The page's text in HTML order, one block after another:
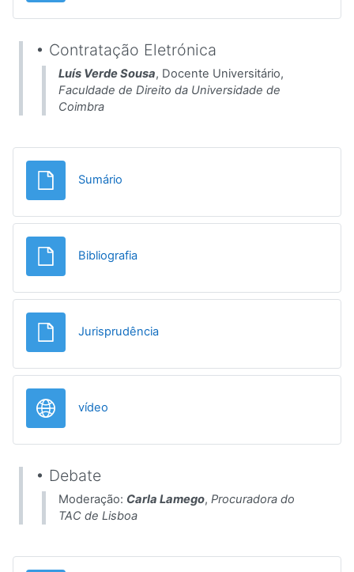
• Contratação Eletrónica
Luís Verde Sousa, Docente Universitário,
Faculdade de Direito da Universidade de
Coimbra
Sumário
BibliografiaFile
JurisprudênciaFile
vídeo
• Debate
Moderação: Carla Lamego, Procuradora do
TAC de Lisboa